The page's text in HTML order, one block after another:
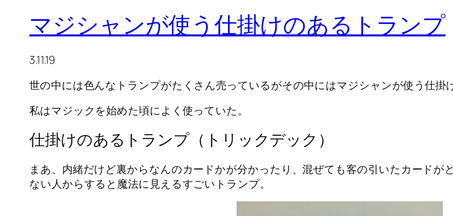
マジシャンが使う仕掛けのあるトランプ
3.11.19
世の中には色んなトランプがたくさん売っているがその中にはマジシャンが使う仕掛
私はマジックを始めた頃によく使っていた。
仕掛けのあるトランプ（トリックデック）
まあ、内緒だけど裏からなんのカードかが分かったり、混ぜても客の引いたカードが
ない人からすると魔法に見えるすごいトランプ。